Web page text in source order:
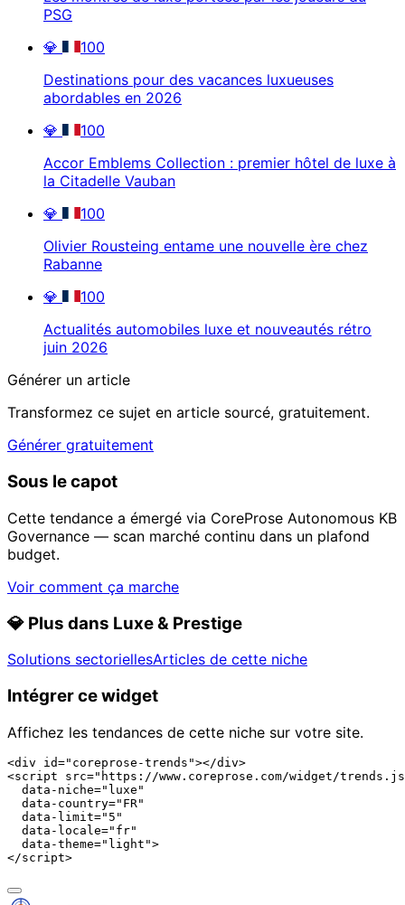
PSG
💎
100
Destinations pour des vacances luxueuses
abordables en 2026
💎
100
Accor Emblems Collection : premier hôtel de luxe à
la Citadelle Vauban
💎
100
Olivier Rousteing entame une nouvelle ère chez
Rabanne
💎
100
Actualités automobiles luxe et nouveautés rétro
juin 2026
Générer un article
Transformez ce sujet en article sourcé, gratuitement.
Générer gratuitement
Sous le capot
Cette tendance a émergé via CoreProse Autonomous KB
Governance — scan marché continu dans un plafond
budget.
Voir comment ça marche
💎 Plus dans Luxe & Prestige
Solutions sectoriellesArticles de cette niche
Intégrer ce widget
Affichez les tendances de cette niche sur votre site.
<div id="coreprose-trends"></div>
<script src="https://www.coreprose.com/widget/
  data-niche="luxe"
  data-country="FR"
  data-limit="5"
  data-locale="fr"
  data-theme="light">
</script>